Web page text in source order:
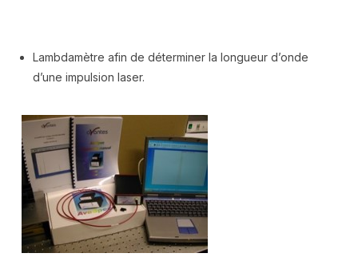
Lambdamètre afin de déterminer la longueur d’onde
d’une impulsion laser.